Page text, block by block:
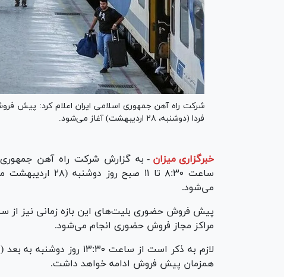
فردا (دوشنبه، ۲۸ اردیبهشت) آغاز می‌شود.
خبرگزاری میزان - به گزارش شرکت راه آهن
ساعت ۸:۳۰ تا ۱۱
می‌شود.
مراکز مجاز فروش حضوری انجام می‌شود.
لازم به ذکر است از ساعت
همزمان پیش فروش ادامه خواهد داشت.